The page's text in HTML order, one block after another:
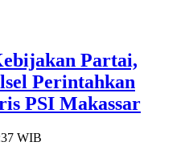
Partai,
Perintahkan
PSI Makassar
WIB